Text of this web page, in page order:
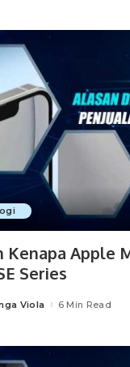
Kenapa Apple
Series
Viola 6 Min Read